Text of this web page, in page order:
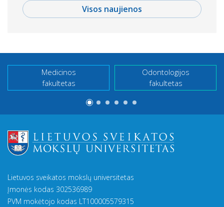
Visos naujienos
Medicinos
fakultetas
Odontologijos
fakultetas
Lietuvos sveikatos mokslų universitetas
Įmonės kodas 302536989
PVM mokėtojo kodas LT100005579315